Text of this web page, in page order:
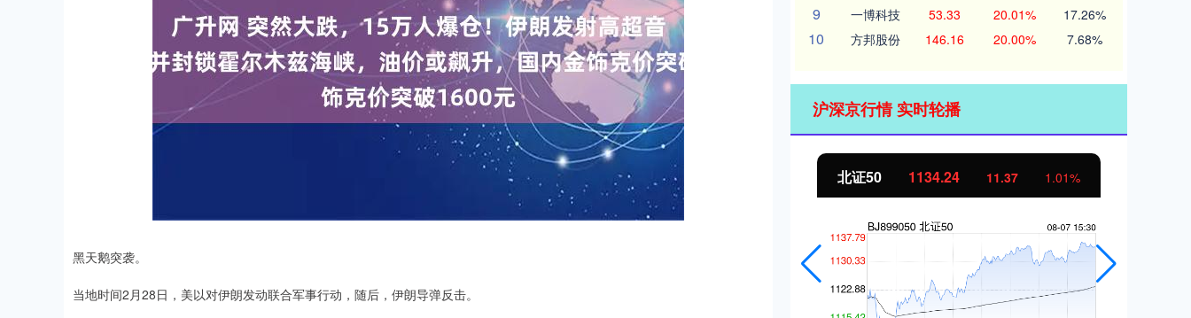
黑天鹅突袭。
当地时间2月28日，美以对伊朗发动联合军事行动，随后，伊朗导弹反击。
9 一博科技 53.33 20.01% 17.26%
10 方邦股份 146.16 20.00% 7.68%
沪深京行情 实时轮播
沪深300 4694.44 43.13 北证50 1134.24 11.37 1.01%